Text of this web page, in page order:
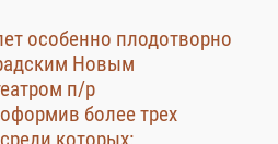
особенно плодотворно
Новым
п/р
более трех